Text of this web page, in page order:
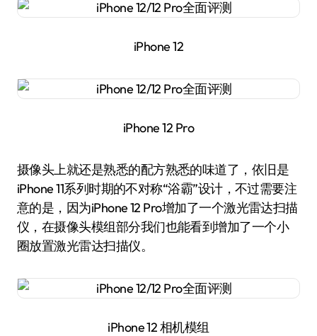
iPhone 12
iPhone 12 Pro
摄像头上就还是熟悉的配方熟悉的味道了，依旧是
iPhone 11系列时期的不对称“浴霸”设计，不过需要注
意的是，因为iPhone 12 Pro增加了一个激光雷达扫描
仪，在摄像头模组部分我们也能看到增加了一个小
圈放置激光雷达扫描仪。
iPhone 12 相机模组